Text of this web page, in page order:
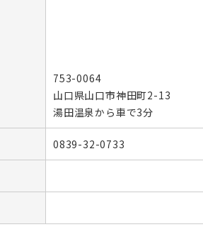
753-0064
山口県山口市神田町2-13
湯田温泉から車で3分
0839-32-0733